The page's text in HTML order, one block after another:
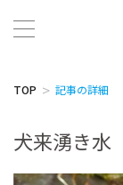
TOP 記事の詳細
犬来湧き水